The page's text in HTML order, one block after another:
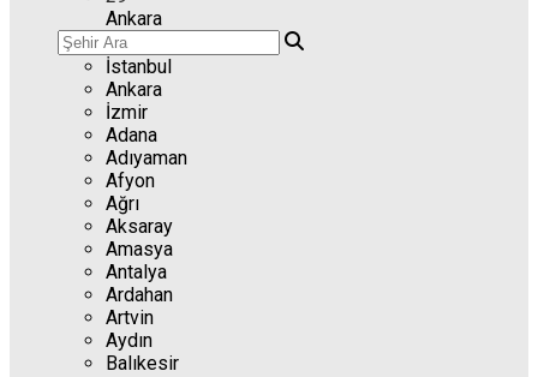
Ankara
İstanbul
Ankara
İzmir
Adana
Adıyaman
Afyon
Ağrı
Aksaray
Amasya
Antalya
Ardahan
Artvin
Aydın
Balıkesir